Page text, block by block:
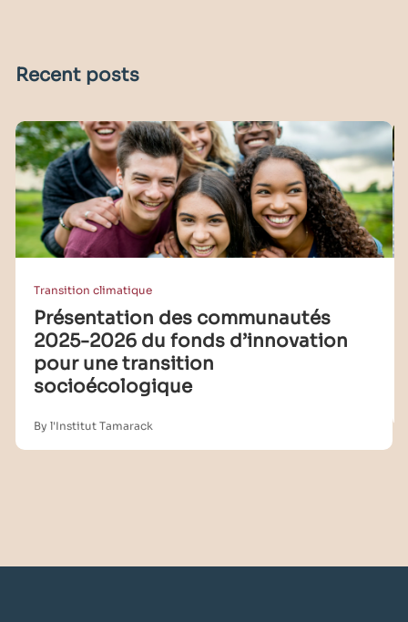
Recent posts
Transition climatique
Présentation des communautés
2025-2026 du fonds d’innovation
pour une transition
socioécologique
By l'Institut Tamarack